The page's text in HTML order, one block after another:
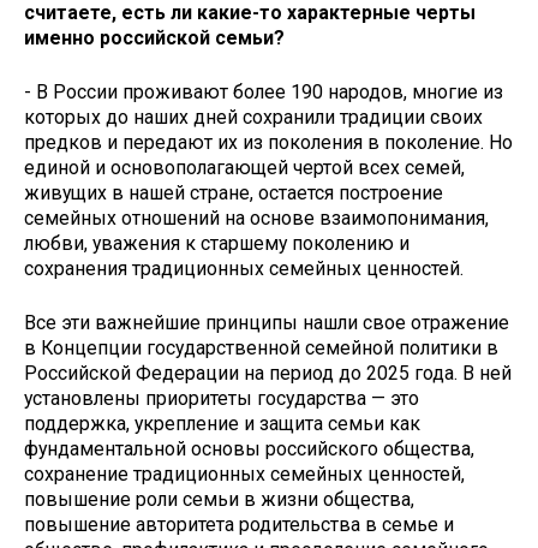
считаете, есть ли какие-то характерные черты
именно российской семьи?
- В России проживают более 190 народов, многие из
которых до наших дней сохранили традиции своих
предков и передают их из поколения в поколение. Но
единой и основополагающей чертой всех семей,
живущих в нашей стране, остается построение
семейных отношений на основе взаимопонимания,
любви, уважения к старшему поколению и
сохранения традиционных семейных ценностей.
Все эти важнейшие принципы нашли свое отражение
в Концепции государственной семейной политики в
Российской Федерации на период до 2025 года. В ней
установлены приоритеты государства — это
поддержка, укрепление и защита семьи как
фундаментальной основы российского общества,
сохранение традиционных семейных ценностей,
повышение роли семьи в жизни общества,
повышение авторитета родительства в семье и